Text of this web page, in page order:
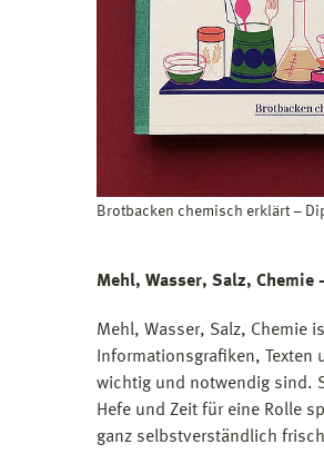
Brotbacken chemisch erklärt –
Mehl, Wasser, Salz,
Mehl, Wasser, Salz, Chemie
Informationsgrafiken,
wichtig und notwendig sind.
Hefe und Zeit für eine Rolle
ganz selbstverständlich